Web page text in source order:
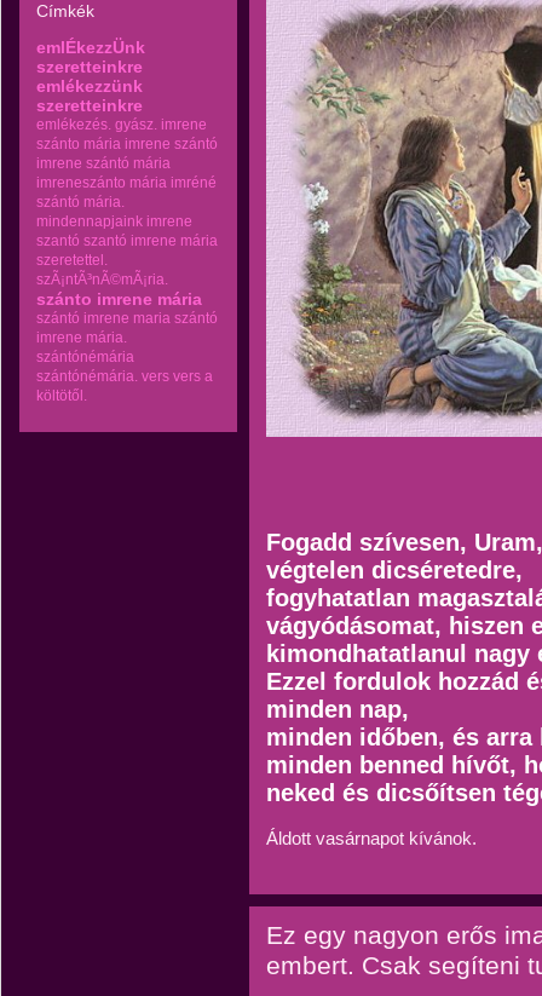
Címkék
emlÉkezzÜnk
szeretteinkre
emlékezzünk
szeretteinkre
emlékezés. gyász. imrene
szánto mária imrene szántó
imrene szántó mária
imreneszánto mária imréné
szántó mária.
mindennapjaink imrene
szantó szantó imrene mária
szeretettel.
szÃ¡ntÃ³nÃ©mÃ¡ria.
szánto imrene mária
szántó imrene maria szántó
imrene mária.
szántónémária
szántónémária. vers vers a
költötől.
Fogadd szívesen,
végtelen dicséretedre,
fogyhatatlan
vágyódásomat, hiszen
kimondhatatlanul nagy
Ezzel fordulok hozzád
minden nap,
minden időben, és
minden benned hívőt,
neked és dicsőítsen
Áldott vasárnapot kívánok.
Ez egy nagyon erős
embert. Csak segíteni